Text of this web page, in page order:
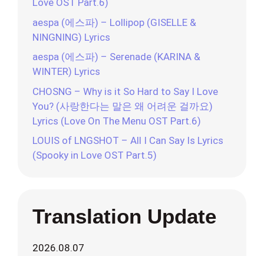
Love OST Part.6)
aespa (에스파) – Lollipop (GISELLE &
NINGNING) Lyrics
aespa (에스파) – Serenade (KARINA &
WINTER) Lyrics
CHOSNG – Why is it So Hard to Say I Love
You? (사랑한다는 말은 왜 어려운 걸까요)
Lyrics (Love On The Menu OST Part.6)
LOUIS of LNGSHOT – All I Can Say Is Lyrics
(Spooky in Love OST Part.5)
Translation Update
2026.08.07